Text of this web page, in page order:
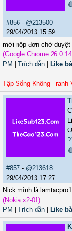
#856 - @213500
29/04/2013 15:59
mới nộp đơn chờ duyệt
(Google Chrome
PM
Trích dẫn Like
Tập Sống Không
#857 - @213618
29/04/2013 17:27
Nick mình là
(Nokia x2-01)
PM
Trích dẫn Like